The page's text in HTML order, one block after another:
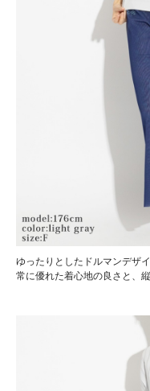
ゆったりとしたドルマンデザ
常に優れた着心地の良さと、